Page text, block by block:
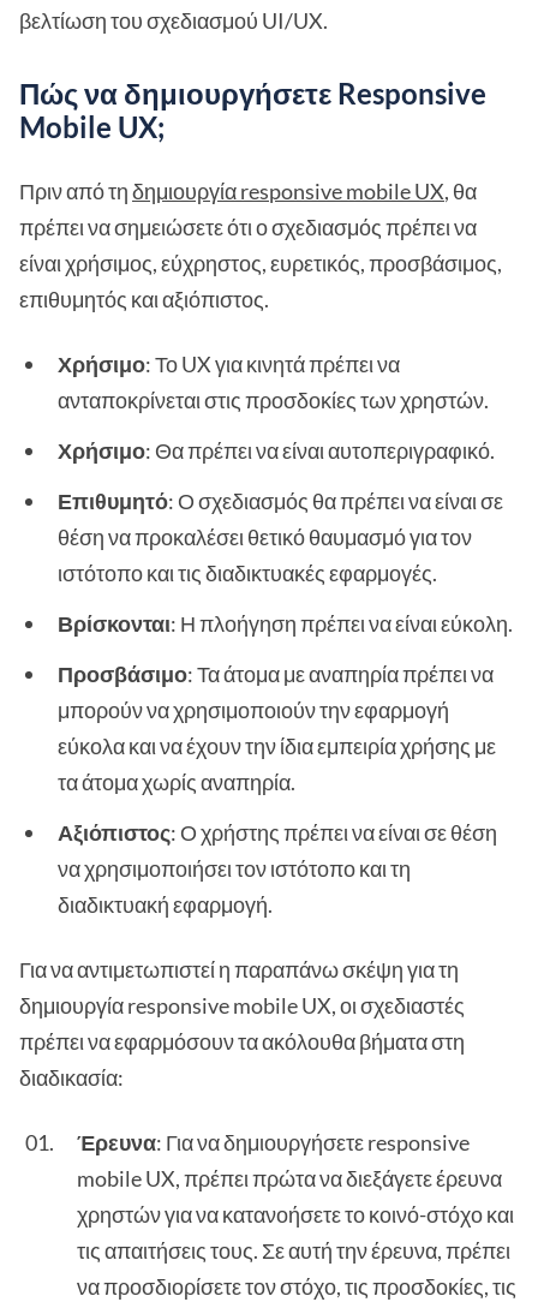
βελτίωση του σχεδιασμού UI/UX.
Πώς να δημιουργήσετε Responsive
Mobile UX;
Πριν από τηδημιουργία responsive mobile UX, θα
πρέπει να σημειώσετε ότι ο σχεδιασμός πρέπει να
είναι χρήσιμος, εύχρηστος, ευρετικός, προσβάσιμος,
επιθυμητός και αξιόπιστος.
Χρήσιμο: Το UX για κινητά πρέπει να
ανταποκρίνεται στις προσδοκίες των χρηστών.
Χρήσιμο: Θα πρέπει να είναι αυτοπεριγραφικό.
Επιθυμητό: Ο σχεδιασμός θα πρέπει να είναι σε
θέση να προκαλέσει θετικό θαυμασμό για τον
ιστότοπο και τις διαδικτυακές εφαρμογές.
Βρίσκονται: Η πλοήγηση πρέπει να είναι εύκολη.
Προσβάσιμο: Τα άτομα με αναπηρία πρέπει να
μπορούν να χρησιμοποιούν την εφαρμογή
εύκολα και να έχουν την ίδια εμπειρία χρήσης με
τα άτομα χωρίς αναπηρία.
Αξιόπιστος: Ο χρήστης πρέπει να είναι σε θέση
να χρησιμοποιήσει τον ιστότοπο και τη
διαδικτυακή εφαρμογή.
Για να αντιμετωπιστεί η παραπάνω σκέψη για τη
δημιουργία responsive mobile UX, οι σχεδιαστές
πρέπει να εφαρμόσουν τα ακόλουθα βήματα στη
διαδικασία:
Έρευνα: Για να δημιουργήσετε responsive
mobile UX, πρέπει πρώτα να διεξάγετε έρευνα
χρηστών για να κατανοήσετε το κοινό-στόχο και
τις απαιτήσεις τους. Σε αυτή την έρευνα, πρέπει
να προσδιορίσετε τον στόχο, τις προσδοκίες, τις